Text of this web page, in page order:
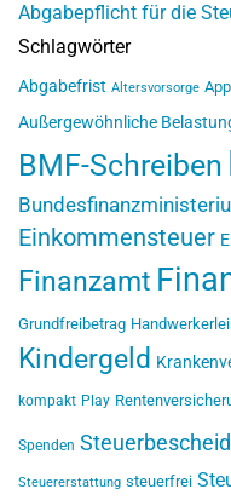
Abgabepflicht für die
Schlagwörter
Abgabefrist Altersvorsorge App
Außergewöhnliche
BMF-Schreiben
Einkommensteuer
Finanzamt
Grundfreibetrag
Kindergeld
kompakt Play
Spenden Steuerbescheid
Steuererstattung steuerfrei